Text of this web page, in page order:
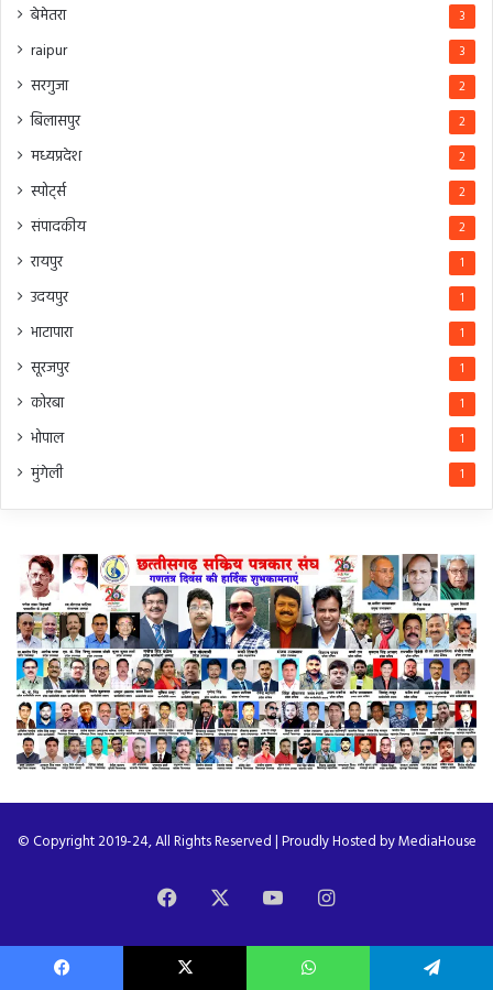
बेमेतरा 3
raipur 3
सरगुजा 2
बिलासपुर 2
मध्यप्रदेश 2
स्पोर्ट्स 2
संपादकीय 2
रायपुर 1
उदयपुर 1
भाटापारा 1
सूरजपुर 1
कोरबा 1
भोपाल 1
मुंगेली 1
© Copyright 2019-24, All Rights Reserved | Proudly Hosted byMediaHouse
Facebook YouTubeInstagram